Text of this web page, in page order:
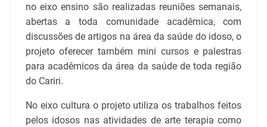
no eixo ensino são realizadas reuniões semanais,
abertas a toda comunidade acadêmica, com
discussões de artigos na área da saúde do idoso, o
projeto oferecer também mini cursos e palestras
para acadêmicos da área da saúde de toda região
do Cariri.
No eixo cultura o projeto utiliza os trabalhos feitos
pelos idosos nas atividades de arte terapia como